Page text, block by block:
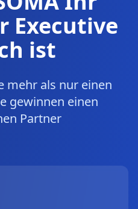
Executive
ist
mehr als nur einen
gewinnen einen
Partner